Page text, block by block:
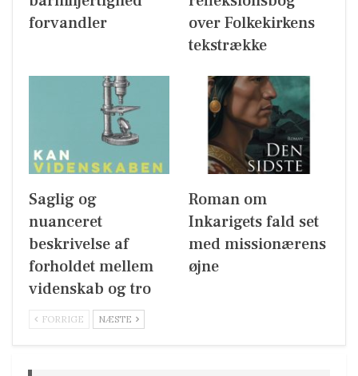
forvandler
over Folkekirkens
tekstrække
Saglig og
nuanceret
beskrivelse af
forholdet mellem
videnskab og tro
Roman om
Inkarigets fald set
med missionærens
øjne
FORRIGE NÆSTE